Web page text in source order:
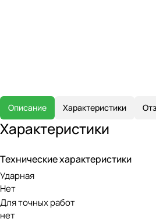
Описание Характеристики
Характеристики
Технические характеристики
Ударная
Нет
Для точных работ
нет